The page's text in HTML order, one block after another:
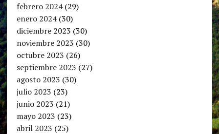
febrero 2024(29)
enero 2024(30)
diciembre 2023 (30)
noviembre 2023 (30)
octubre 2023 (26)
septiembre 2023 (27)
agosto 2023 (30)
julio 2023 (23)
junio 2023 (21)
mayo 2023 (23)
abril 2023 (25)